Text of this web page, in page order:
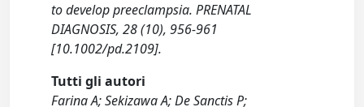
to develop preeclampsia. PRENATAL
DIAGNOSIS, 28 (10), 956-961
[10.1002/pd.2109].
Tutti gli autori
Farina A; Sekizawa A; De Sanctis P;